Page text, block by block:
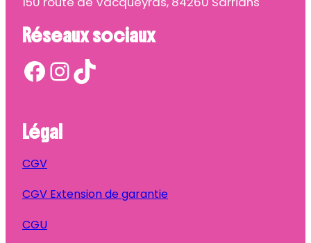
Réseaux sociaux
Facebook InstagramTikTok
Légal
CGV
CGV Extension de garantie
CGU